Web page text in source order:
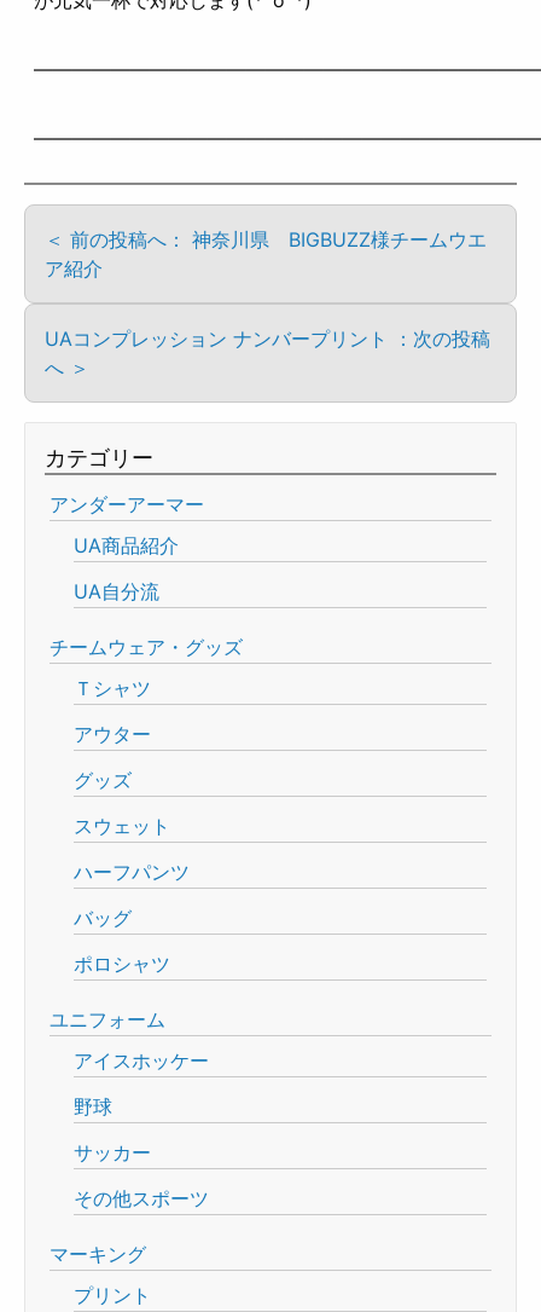
＜ 前の投稿へ： 神奈川県 BIGBUZZ様チームウエ
ア紹介
UAコンプレッション ナンバープリント ：次の投稿
へ ＞
カテゴリー
アンダーアーマー
UA商品紹介
UA自分流
チームウェア・グッズ
Ｔシャツ
アウター
グッズ
スウェット
ハーフパンツ
バッグ
ポロシャツ
ユニフォーム
アイスホッケー
野球
サッカー
その他スポーツ
マーキング
プリント